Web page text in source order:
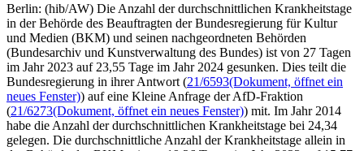
Berlin: (hib/AW) Die Anzahl der durchschnittlichen Krankheitstage
in der Behörde des Beauftragten der Bundesregierung für Kultur
und Medien (BKM) und seinen nachgeordneten Behörden
(Bundesarchiv und Kunstverwaltung des Bundes) ist von 27 Tagen
im Jahr 2023 auf 23,55 Tage im Jahr 2024 gesunken. Dies teilt die
Bundesregierung in ihrer Antwort (21/6593(Dokument, öffnet ein
neues Fenster)) auf eine Kleine Anfrage der AfD-Fraktion
(21/6273(Dokument, öffnet ein neues Fenster)) mit. Im Jahr 2014
habe die Anzahl der durchschnittlichen Krankheitstage bei 24,34
gelegen. Die durchschnittliche Anzahl der Krankheitstage allein in